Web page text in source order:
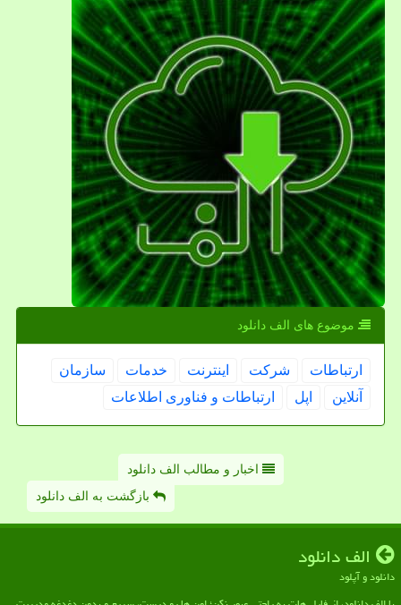
موضوع های الف دانلود
ارتباطات شركت اینترنت خدمات
سازمان
آنلاین
اپل ارتباطات و فناوری اطلاعات
اخبار و مطالب الف دانلود
بازگشت به الف دانلود
الف دانلود
دانلود و آپلود